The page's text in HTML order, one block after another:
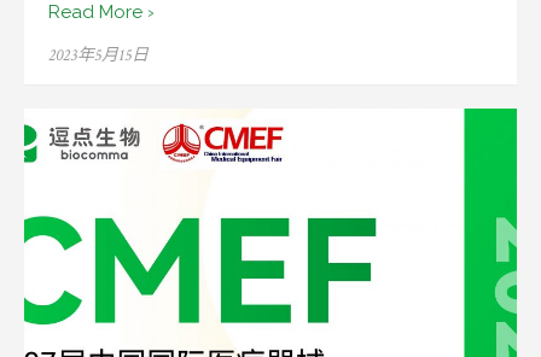
Read More ›
Posted
2023年5月15日